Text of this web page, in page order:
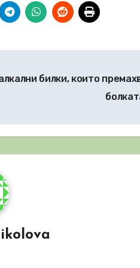
билки, които